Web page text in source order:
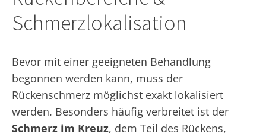
Schmerzlokalisation
Bevor mit einer geeigneten Behandlung
begonnen werden kann, muss der
Rückenschmerz möglichst exakt lokalisiert
werden. Besonders häufig verbreitet ist der
Schmerz im Kreuz, dem Teil des Rückens,